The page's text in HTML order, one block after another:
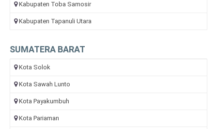
Kabupaten Toba Samosir
Kabupaten Tapanuli Utara
SUMATERA BARAT
Kota Solok
Kota Sawah Lunto
Kota Payakumbuh
Kota Pariaman